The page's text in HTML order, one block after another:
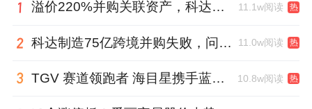
溢价220%并购关联资产，科达制造近75亿元重组被否 11.1w阅读 热
科达制造75亿跨境并购失败，问题出在哪一关？ 11.0w阅读 热
TGV 赛道领跑者 海目星携手蓝思科技掘金先进封装 10.8w阅读 热